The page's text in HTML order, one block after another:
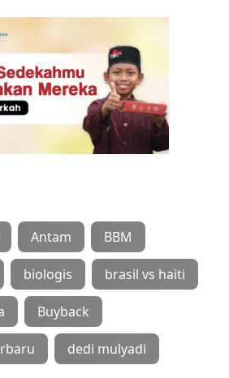
Antam BBM
biologis brasil vs haiti
Buyback
dedi mulyadi